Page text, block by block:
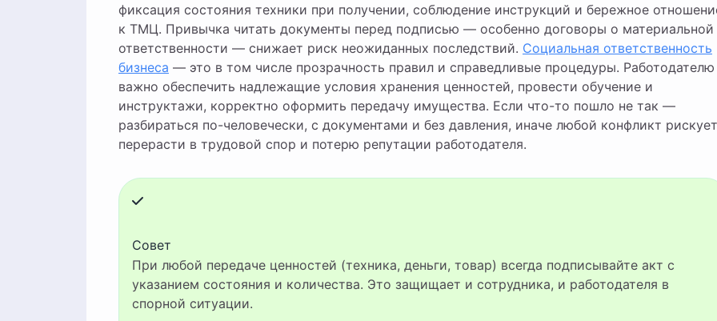
фиксация состояния техники при получении, соблюдение инструкций и бережное
к ТМЦ. Привычка читать документы перед подписью — особенно договоры о материальной
ответственности — снижает риск неожиданных последствий. Социальная ответственность
бизнеса — это в том числе прозрачность правил и справедливые процедуры. Работодателю
важно обеспечить надлежащие условия хранения ценностей, провести обучение и
инструктажи, корректно оформить передачу имущества. Если что-то пошло не так —
разбираться по-человечески, с документами и без давления, иначе любой конфликт рискует
перерасти в трудовой спор и потерю репутации работодателя.
Совет
При любой передаче ценностей (техника, деньги, товар) всегда подписывайте акт с
указанием состояния и количества. Это защищает и сотрудника, и работодателя в
спорной ситуации.